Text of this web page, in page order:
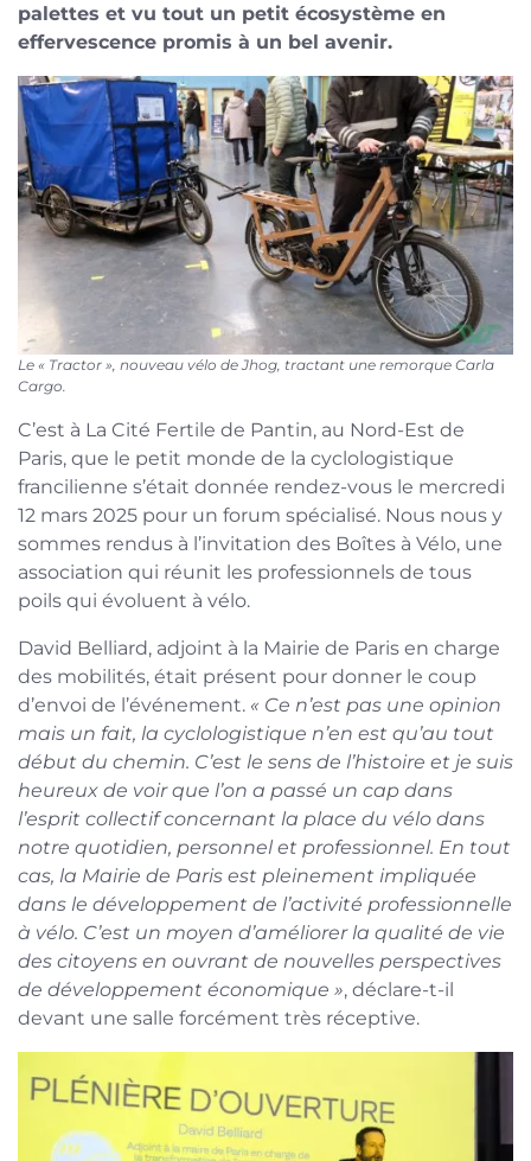
palettes et vu tout un petit écosystème en
effervescence promis à un bel avenir.
Le « Tractor », nouveau vélo de Jhog, tractant une remorque Carla
Cargo.
C’est à La Cité Fertile de Pantin, au Nord-Est de
Paris, que le petit monde de la cyclologistique
francilienne s’était donnée rendez-vous le mercredi
12 mars 2025 pour un forum spécialisé. Nous nous y
sommes rendus à l’invitation des Boîtes à Vélo, une
association qui réunit les professionnels de tous
poils qui évoluent à vélo.
David Belliard, adjoint à la Mairie de Paris en charge
des mobilités, était présent pour donner le coup
d’envoi de l’événement. « Ce n’est pas une opinion
mais un fait, la cyclologistique n’en est qu’au tout
début du chemin. C’est le sens de l’histoire et je suis
heureux de voir que l’on a passé un cap dans
l’esprit collectif concernant la place du vélo dans
notre quotidien, personnel et professionnel. En tout
cas, la Mairie de Paris est pleinement impliquée
dans le développement de l’activité professionnelle
à vélo. C’est un moyen d’améliorer la qualité de vie
des citoyens en ouvrant de nouvelles perspectives
de développement économique », déclare-t-il
devant une salle forcément très réceptive.